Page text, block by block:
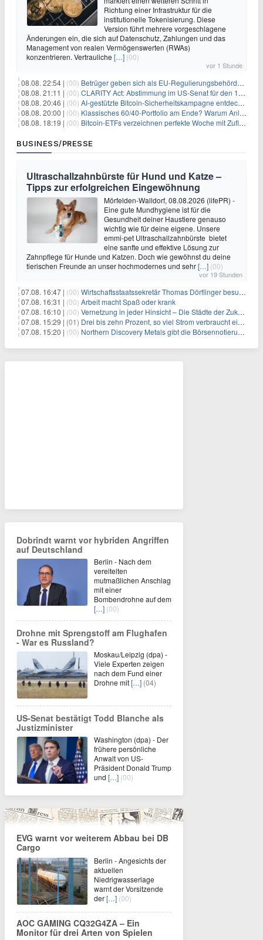
Richtung einer Infrastruktur für die
institutionelle Tokenisierung. Diese
Version führt mehrere vorgeschlagene
Änderungen ein, die sich auf Datenschutz, Zahlungen und das
Management von realen Vermögenswerten (RWAs)
konzentrieren. Vertrauliche […] (00)
vor 1 Stunde
08.08. 22:54 | (00) Betrüger geben sich als EU-Regulierungsbehörden aus, um Krypto-Nutzer nach MiCA-Deadline ins Visier zu nehmen
08.08. 21:11 | (00) CLARITY Act: Abstimmung im US-Senat für den 15. September angesetzt
08.08. 20:46 | (00) AI-gestützte Bitcoin-Sicherheitskampagne entdeckt fast 5.000 Softwareprobleme in 390 Projekten
08.08. 20:00 | (00) Klassisches 60/40-Portfolio am Ende? Warum Anleger jetzt radikal umdenken müssen
08.08. 18:19 | (00) Bitcoin-ETFs verzeichnen perfekte Woche mit Zuflüssen auf 3-Monats-Hoch
BUSINESS/PRESSE
Ultraschallzahnbürste für Hund und Katze –
Tipps zur erfolgreichen Eingewöhnung
Mörfelden-Walldorf, 08.08.2026 (lifePR) -
Eine gute Mundhygiene ist für die
Gesundheit deiner Haustiere genauso
wichtig wie für deine eigene. Unsere
emmi-pet Ultraschallzahnbürste bietet
eine sanfte und effektive Lösung zur
Zahnpflege für Hunde und Katzen. Doch wie gewöhnst du deine
tierischen Freunde an unser hochmodernes und sehr[…] (00)
vor 19 Stunden
07.08. 16:47 | (00) Wirtschaftsstaatssekretär Thomas Dörflinger besucht Handwerksbetrieb im Kammerbezirk Freiburg
07.08. 16:31 | (00) Arbeit macht Spaß oder krank
07.08. 16:10 | (00) Vernetzung in jeder Hinsicht – Die Städte der Zukunft sind grün-blau
07.08. 15:29 | (01) Drei bis zehn Prozent, so viel Strom verbraucht ein Aufzug im Gebäude
07.08. 15:20 | (00) Northern Discovery Metals gibt die Börsennotierung an der Frankfurter Wertpapierbörse bekannt
Dobrindt warnt vor hybriden Angriffen
auf Deutschland
Berlin - Nach dem
vereitelten
mutmaßlichen Anschlag
mit einer
Bombendrohne auf dem
[…] (00)
Drohne mit Sprengstoff am Flughafen
- War es Russland?
Moskau/Leipzig (dpa) -
Viele Experten zeigen
nach dem Fund einer
Drohne mit[…] (04)
US-Senat bestätigt Todd Blanche als
Justizminister
Washington (dpa) - Der
frühere persönliche
Anwalt von US-
Präsident Donald Trump
und […] (00)
EVG warnt vor weiterem Abbau bei DB
Cargo
Berlin - Angesichts der
aktuellen
Niedrigwasserlage
warnt der Vorsitzende
der[…] (00)
AOC GAMING CQ32G4ZA – Ein
Monitor für drei Arten von Spielen